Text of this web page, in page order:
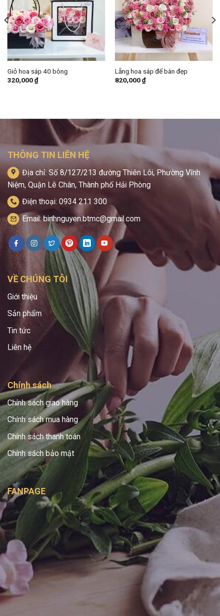
Giỏ hoa sáp 40 bông
320,000₫
Lẵng hoa sáp để bàn đẹp
820,000₫
THÔNG TIN LIÊN HỆ
Địa chỉ: Số 8/127/213 đường Thiên Lôi, Phường Vĩnh
Niệm, Quận Lê Chân, Thành phố Hải Phòng
Điện thoại: 0934 211 300
Email: binhnguyen.btmc@gmail.com
VỀ CHÚNG TÔI
Giới thiệu
Sản phẩm
Tin tức
Liên hệ
Chính sách
Chính sách giao hàng
Chính sách mua hàng
Chính sách thanh toán
Chính sách bảo mật
FANPAGE